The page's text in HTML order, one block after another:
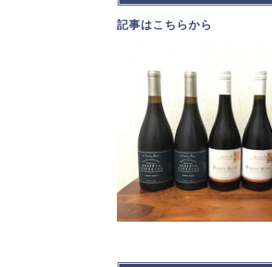
記事はこちらから